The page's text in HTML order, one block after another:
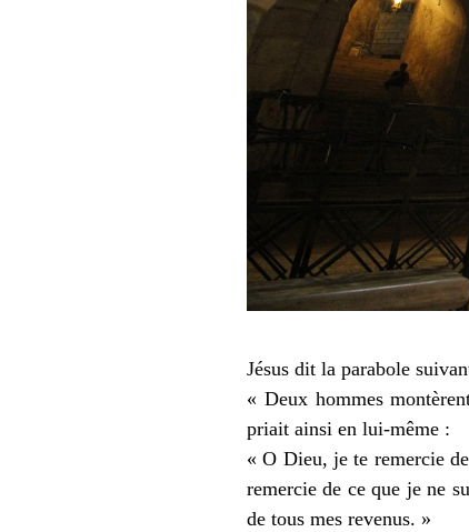
Jésus dit la parabole
« Deux hommes
priait ainsi en lui-même :
« O Dieu, je te remercie
remercie de ce que je ne
de tous mes revenus. »